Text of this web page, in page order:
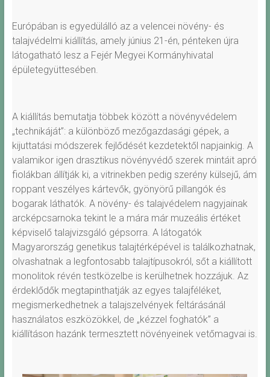
Európában is egyedülálló az a velencei növény- és
talajvédelmi kiállítás, amely június 21-én, pénteken újra
látogatható lesz a Fejér Megyei Kormányhivatal
épületegyüttesében.
A kiállítás bemutatja többek között a növényvédelem
„technikáját”: a különböző mezőgazdasági gépek, a
kijuttatási módszerek fejlődését kezdetektől napjainkig. A
valamikor igen drasztikus növényvédő szerek mintáit apró
fiolákban állítják ki, a vitrinekben pedig szerény külsejű, ám
roppant veszélyes kártevők, gyönyörű pillangók és
bogarak láthatók. A növény- és talajvédelem nagyjainak
arcképcsarnoka tekint le a mára már muzeális értéket
képviselő talajvizsgáló gépsorra. A látogatók
Magyarország genetikus talajtérképével is találkozhatnak,
olvashatnak a legfontosabb talajtípusokról, sőt a kiállított
monolitok révén testközelbe is kerülhetnek hozzájuk. Az
érdeklődők megtapinthatják az egyes talajféléket,
megismerkedhetnek a talajszelvények feltárásánál
használatos eszközökkel, de „kézzel foghatók” a
kiállításon hazánk termesztett növényeinek vetőmagvai is.